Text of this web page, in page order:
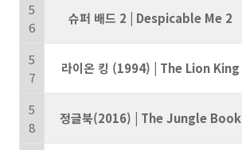
5
6
슈퍼 배드 2 | Despicable Me 2
5
7
라이온 킹 (1994) | The Lion King
5
8
정글북(2016) | The Jungle Book